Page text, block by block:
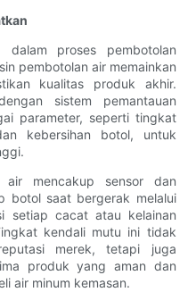
proses pembotolan
pembotolan air memainkan
kualitas produk akhir.
sistem pemantauan
parameter, seperti tingkat
kebersihan botol, untuk
air mencakup sensor dan
botol saat bergerak melalui
setiap cacat atau kelainan
kendali mutu ini tidak
merek, tetapi juga
produk yang aman dan
air minum kemasan.